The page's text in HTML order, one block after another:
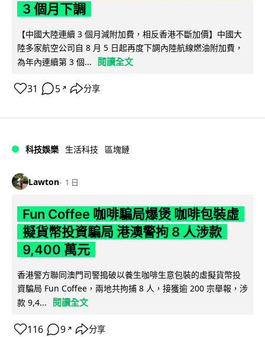
3 個月下調
【中國大陸連續 3 個月減附加費，相反香港不斷加價】中國大
陸多家航空公司自 8 月 5 日起再度下調內陸航線燃油附加費，
為年內連續第 3 個...
閱讀全文
31 5 ↗ 分享
科技娛樂 生活科技 區塊鏈
Lawton 1 日
Fun Coffee 咖啡騙局爆煲 咖啡包裝虛
擬貨幣投資騙局 港澳警拘 8 人涉款
9,400 萬元
香港警方聯同澳門司警搗破以養生咖啡生意包裝的虛擬貨幣投
資騙局 Fun Coffee，兩地共拘捕 8 人，接獲逾 200 宗舉報，涉
款 9,4...
閱讀全文
116 9 ↗ 分享